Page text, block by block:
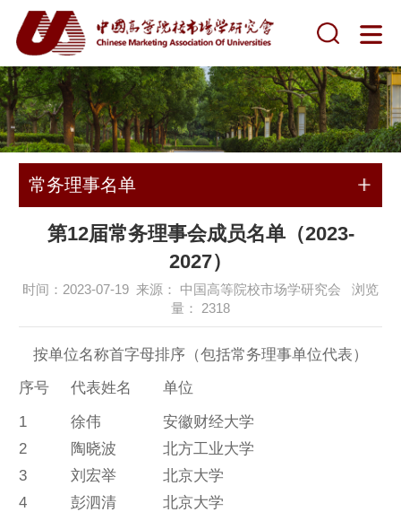
常务理事名单
第12届常务理事会成员名单（2023-
2027）
时间：2023-07-19 来源： 中国高等院校市场学研究会 浏览
量： 2318
按单位名称首字母排序（包括常务理事单位代表）
序号
代表姓名
单位
1
徐伟
安徽财经大学
2
陶晓波
北方工业大学
3
刘宏举
北京大学
4
彭泗清
北京大学